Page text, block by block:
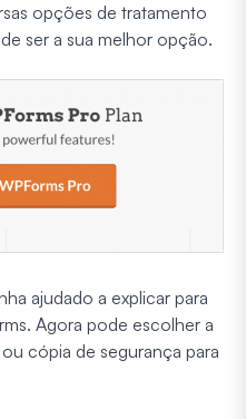
opções de tratamento
ser a sua melhor opção.
ajudado a explicar para
Agora pode escolher a
cópia de segurança para